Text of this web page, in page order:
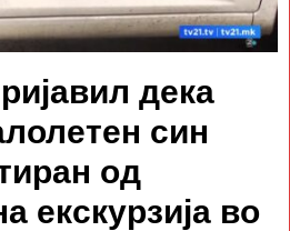
дека
син
од
екскурзија во